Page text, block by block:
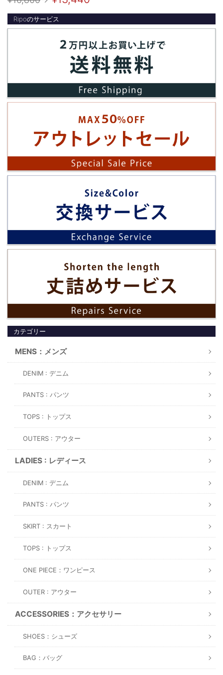
Ripoのサービス
カテゴリー
MENS：メンズ
DENIM : デニム
PANTS : パンツ
TOPS : トップス
OUTERS : アウター
LADIES : レディース
DENIM : デニム
PANTS : パンツ
SKIRT : スカート
TOPS : トップス
ONE PIECE：ワンピース
OUTER : アウター
ACCESSORIES：アクセサリー
SHOES：シューズ
BAG：バッグ